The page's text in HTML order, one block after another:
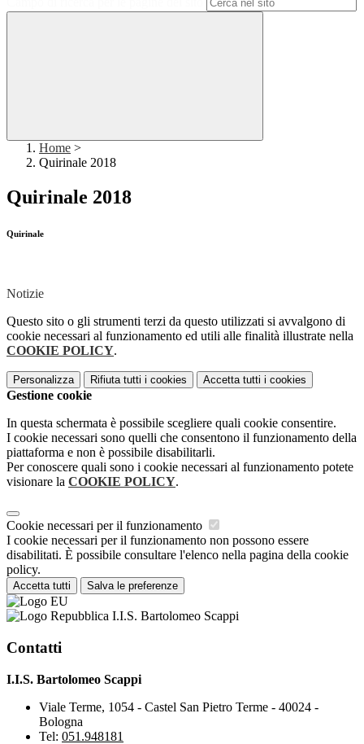
Home >
Quirinale 2018
Quirinale 2018
Quirinale
Notizie
Questo sito o gli strumenti terzi da questo utilizzati si avvalgono di
cookie necessari al funzionamento ed utili alle finalità illustrate nella
COOKIE POLICY.
Personalizza Rifiuta tutti i cookies Accetta tutti i cookies
Gestione cookie
In questa schermata è possibile scegliere quali cookie consentire.
I cookie necessari sono quelli che consentono il funzionamento della
piattaforma e non è possibile disabilitarli.
Per conoscere quali sono i cookie necessari al funzionamento potete
visionare la COOKIE POLICY.
Cookie necessari per il funzionamento
I cookie necessari per il funzionamento non possono essere
disabilitati. È possibile consultare l'elenco nella pagina della cookie
policy.
Accetta tutti Salva le preferenze
I.I.S. Bartolomeo Scappi
Contatti
I.I.S. Bartolomeo Scappi
Viale Terme, 1054 - Castel San Pietro Terme - 40024 -
Bologna
Tel: 051.948181